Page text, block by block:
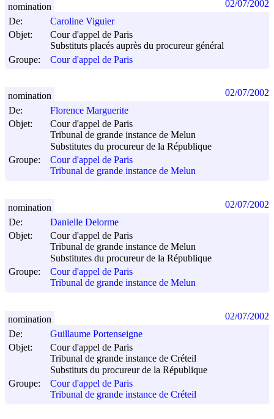
De:
Caroline Viguier
Objet:
Cour d'appel de Paris
Substituts placés auprès du procureur général
Groupe:
Cour d'appel de Paris
nomination 02/07/2002
De:
Florence Marguerite
Objet:
Cour d'appel de Paris
Tribunal de grande instance de Melun
Substitutes du procureur de la République
Groupe:
Cour d'appel de Paris
Tribunal de grande instance de Melun
nomination 02/07/2002
De:
Danielle Delorme
Objet:
Cour d'appel de Paris
Tribunal de grande instance de Melun
Substitutes du procureur de la République
Groupe:
Cour d'appel de Paris
Tribunal de grande instance de Melun
nomination 02/07/2002
De:
Guillaume Portenseigne
Objet:
Cour d'appel de Paris
Tribunal de grande instance de Créteil
Substituts du procureur de la République
Groupe:
Cour d'appel de Paris
Tribunal de grande instance de Créteil
nomination 02/07/2002